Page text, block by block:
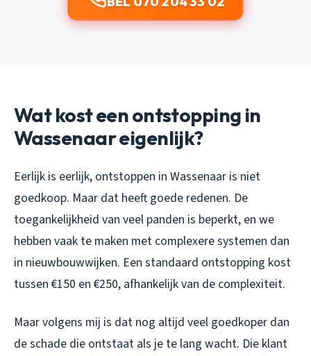
Wat kost een ontstopping in
Wassenaar eigenlijk?
Eerlijk is eerlijk, ontstoppen in Wassenaar is niet
goedkoop. Maar dat heeft goede redenen. De
toegankelijkheid van veel panden is beperkt, en we
hebben vaak te maken met complexere systemen dan
in nieuwbouwwijken. Een standaard ontstopping kost
tussen €150 en €250, afhankelijk van de complexiteit.
Maar volgens mij is dat nog altijd veel goedkoper dan
de schade die ontstaat als je te lang wacht. Die klant